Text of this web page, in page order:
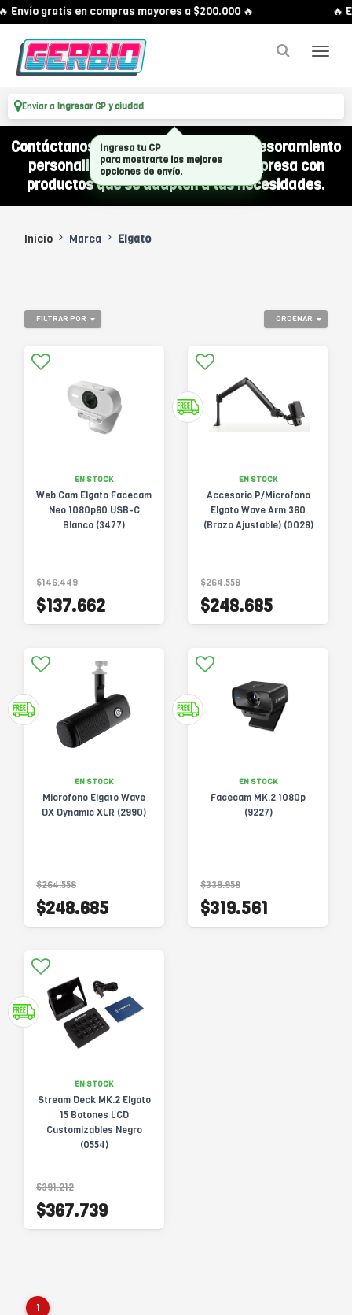
Envío gratis en compras mayores a $200.000 🔥 🔥
Enviar a Ingresar CP y ciudad
Contáctanos por WhatsApp y recibí asesoramiento
personalizado para equipar a tu empresa con
productos que se adapten a tus necesidades.
Inicio Marca Elgato
ORDENAR
FILTRAR POR
EN STOCK
Web Cam Elgato Facecam
Neo 1080p60 USB-C
Blanco (3477)
$146.449
$137.662
EN STOCK
Accesorio P/Microfono
Elgato Wave Arm 360
(Brazo Ajustable) (0028)
$264.558
$248.685
EN STOCK
Microfono Elgato Wave
DX Dynamic XLR (2990)
$264.558
$248.685
EN STOCK
Facecam MK.2 1080p
(9227)
$339.958
$319.561
EN STOCK
Stream Deck MK.2 Elgato
15 Botones LCD
Customizables Negro
(0554)
$391.212
$367.739
1
Ingresa tu CP
para mostrarte las mejores
opciones de envío.